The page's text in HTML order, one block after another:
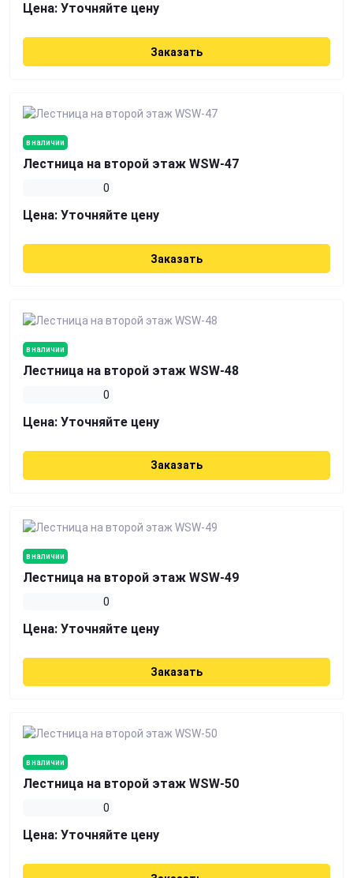
Цена: Уточняйте цену
Заказать
в наличии
Лестница на второй этаж WSW-47
0
Цена: Уточняйте цену
Заказать
в наличии
Лестница на второй этаж WSW-48
0
Цена: Уточняйте цену
Заказать
в наличии
Лестница на второй этаж WSW-49
0
Цена: Уточняйте цену
Заказать
в наличии
Лестница на второй этаж WSW-50
0
Цена: Уточняйте цену